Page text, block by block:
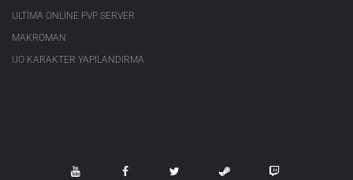
ULTIMA ONLINE PVP SERVER
MAKROMAN
UO KARAKTER YAPILANDIRMA